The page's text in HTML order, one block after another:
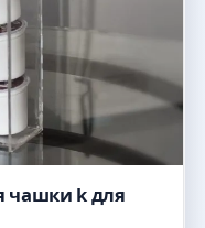
чашки k для